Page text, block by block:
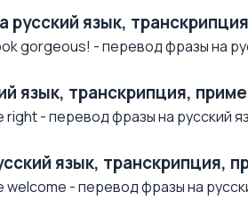
язык, транскрипция
gorgeous! - перевод фразы на
язык, транскрипция,
- перевод фразы на русский
язык, транскрипция,
- перевод фразы на